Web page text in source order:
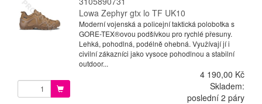
Lowa Zephyr gtx lo TF UK10
Moderní vojenská a policejní taktická polobotka s
GORE-TEX®ovou podšívkou pro rychlé přesuny.
Lehká, pohodlná, podélně ohebná. Využívají jí i
civilní zákazníci jako vysoce pohodlnou a stabilní
outdoor...
4 190,00 Kč
Skladem:
poslední 2 páry